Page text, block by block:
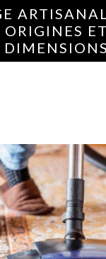
ORIGINES
DIMENSIONS